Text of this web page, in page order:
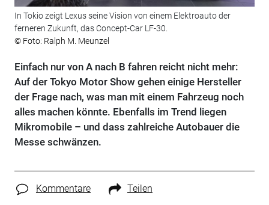
In Tokio zeigt Lexus seine Vision von einem Elektroauto der
ferneren Zukunft, das Concept-Car LF-30.
© Foto: Ralph M. Meunzel
Einfach nur von A nach B fahren reicht nicht mehr:
Auf der Tokyo Motor Show gehen einige Hersteller
der Frage nach, was man mit einem Fahrzeug noch
alles machen könnte. Ebenfalls im Trend liegen
Mikromobile – und dass zahlreiche Autobauer die
Messe schwänzen.
Kommentare Teilen